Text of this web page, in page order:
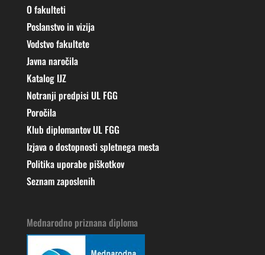
O fakulteti
Poslanstvo in vizija
Vodstvo fakultete
Javna naročila
Katalog IJZ
Notranji predpisi UL FGG
Poročila
Klub diplomantov UL FGG
Izjava o dostopnosti spletnega mesta
Politika uporabe piškotkov
Seznam zaposlenih
Mednarodno priznana diploma